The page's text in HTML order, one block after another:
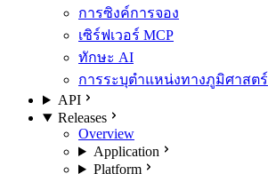
การซิงค์การจอง
เซิร์ฟเวอร์ MCP
ทักษะ AI
การระบุตำแหน่งทางภูมิศาสตร์
API
Releases
Overview
Application
Platform